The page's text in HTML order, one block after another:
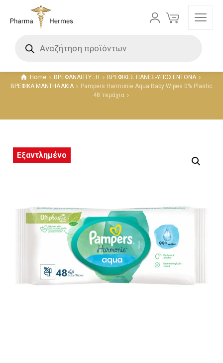
Home ΒΡΕΦΑΝΑΠΤΥΞΗ
ΒΡΕΦΙΚΕΣ ΠΑΝΕΣ-ΥΠΟΣΕΝΤΟΝΑ
ΒΡΕΦΙΚΑ ΜΑΝΤΗΛΑΚΙΑ
Pampers Harmonie Aqua Baby Wipes 0% Plastic
48 τεμάχια
Εξαντλημένο